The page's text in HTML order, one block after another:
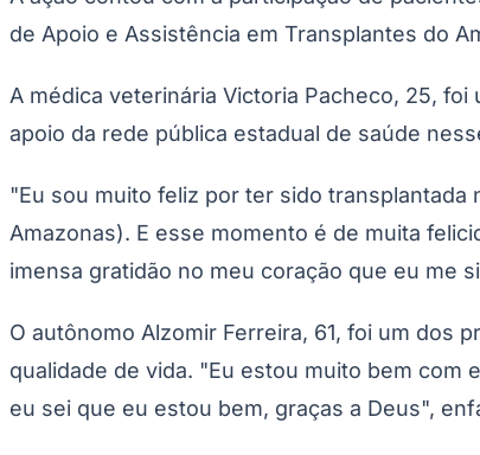
de Apoio e Assistência em Transplantes do
A médica veterinária Victoria Pacheco, 25,
apoio da rede pública estadual de saúde
"Eu sou muito feliz por ter sido
Amazonas). E esse momento é de muita
imensa gratidão no meu coração que eu me
O autônomo Alzomir Ferreira, 61, foi um dos
qualidade de vida. "Eu estou muito bem com
eu sei que eu estou bem, graças a Deus",